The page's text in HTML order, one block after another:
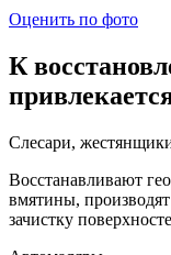
Оценить по фото
К
Слесари,
Восстанавливают
вмятины,
зачистку